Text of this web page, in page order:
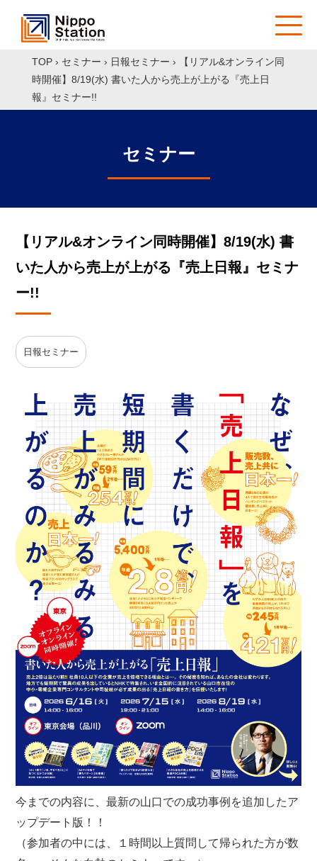
TOP › セミナー › 日報セミナー › 【リアル&オンライン同
時開催】8/19(水) 書いた人から売上が上がる『売上日
報』セミナー!!
セミナー
【リアル&オンライン同時開催】8/19(水) 書
いた人から売上が上がる『売上日報』セミナ
ー!!
日報セミナー
今までの内容に、最新の山口での成功事例を追加したア
ップデート版！！
（参加者の中には、１時間以上質問して帰られた方が数